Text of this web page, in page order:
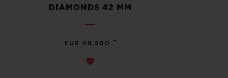
DIAMONDS 42 MM
EUR 49,500 •